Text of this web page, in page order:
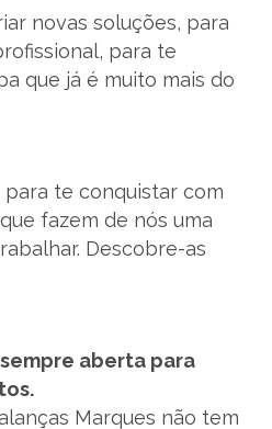
novas soluções, para
para te
que já é muito mais do
te conquistar com
fazem de nós uma
Descobre-as
aberta para
Marques não tem